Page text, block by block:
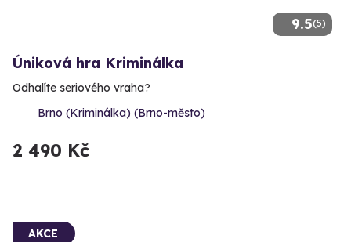
9.5(5)
Úniková hra Kriminálka
Odhalíte seriového vraha?
Brno (Kriminálka) (Brno-město)
2 490 Kč
AKCE